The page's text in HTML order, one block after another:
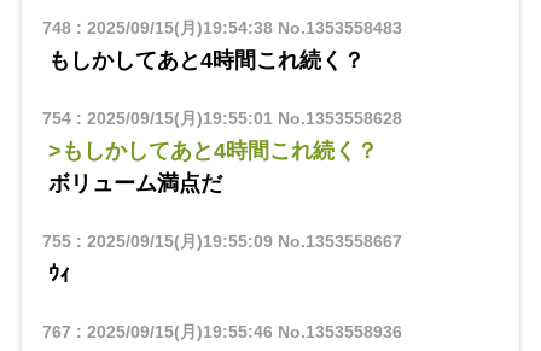
748: 2025/09/15(月)19:54:38No.1353558483
もしかしてあと4時間これ続く？
754: 2025/09/15(月)19:55:01 No.1353558628
>もしかしてあと4時間これ続く？
ボリューム満点だ
755: 2025/09/15(月)19:55:09No.1353558667
ｳｨ
767 : 2025/09/15(月)19:55:46 No.1353558936